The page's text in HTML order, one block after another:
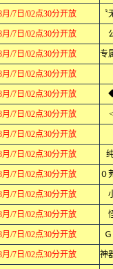
月/7日/02点30分开放
月/7日/02点30分开放
月/7日/02点30分开放
月/7日/02点30分开放
月/7日/02点30分开放
月/7日/02点30分开放
月/7日/02点30分开放
月/7日/02点30分开放
月/7日/02点30分开放
月/7日/02点30分开放
月/7日/02点30分开放
月/7日/02点30分开放
月/7日/02点30分开放